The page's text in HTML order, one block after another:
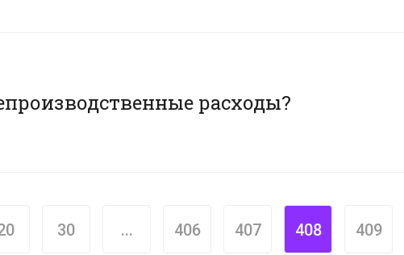
расходы?
30 ... 406 407 408 409